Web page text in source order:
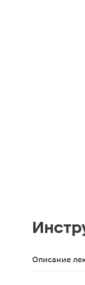
Описание
Капли для